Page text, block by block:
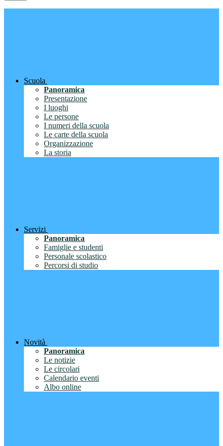
Scuola
Panoramica
Presentazione
I luoghi
Le persone
I numeri della scuola
Le carte della scuola
Organizzazione
La storia
Servizi
Panoramica
Famiglie e studenti
Personale scolastico
Percorsi di studio
Novità
Panoramica
Le notizie
Le circolari
Calendario eventi
Albo online